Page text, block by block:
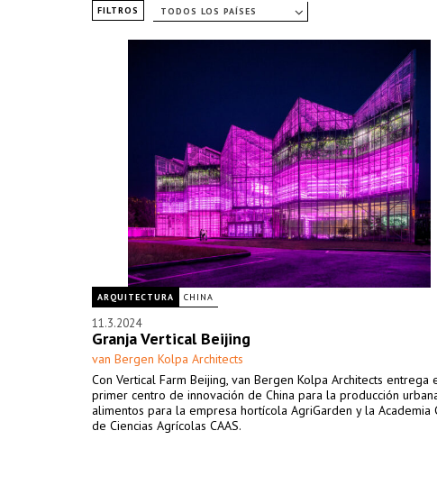
FILTROS TODOS LOS PAÍSES
ARQUITECTURA CHINA
11.3.2024
Granja Vertical Beijing
van Bergen Kolpa Architects
Con Vertical Farm Beijing, van Bergen Kolpa Architects entrega
primer centro de innovación de China para la producción
alimentos para la empresa hortícola AgriGarden y la Academia
de Ciencias Agrícolas CAAS.